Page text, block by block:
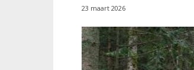
23 maart 2026